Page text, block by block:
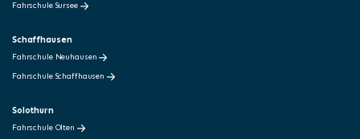
Fahrschule Sursee
Schaffhausen
Fahrschule Neuhausen
Fahrschule Schaffhausen
Solothurn
Fahrschule Olten